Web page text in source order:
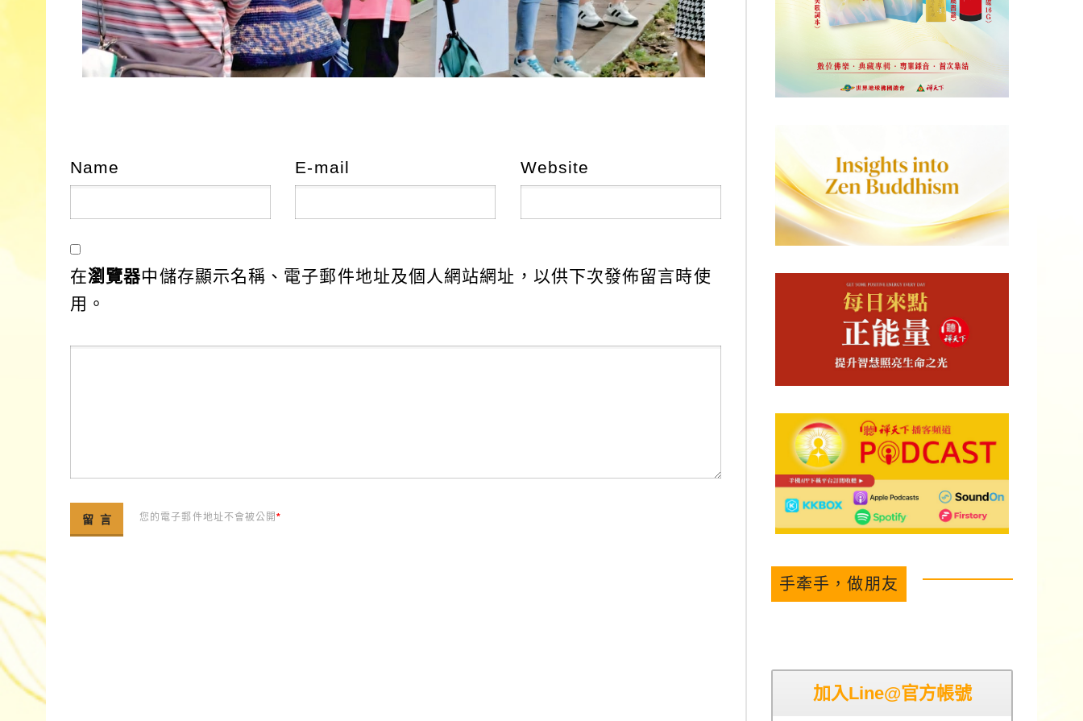
Name E-mail Website
在瀏覽器中儲存顯示名稱、電子郵件地址及個人網站網址，以供下次發佈留言時使
用。
您的電子郵件地址不會被公開*
手牽手，做朋友
加入Line@官方帳號